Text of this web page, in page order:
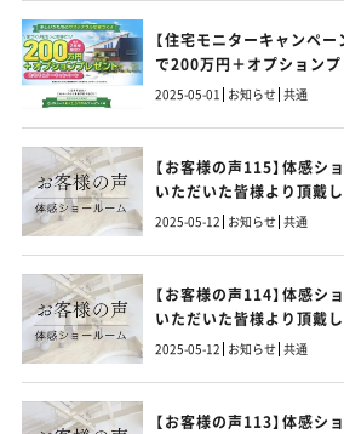
【住宅モニターキャンペ
で200万円＋オプションプ
2025-05-01 お知らせ 共通
【お客様の声115】体感シ
いただいた皆様より頂戴
す！
2025-05-12 お知らせ 共通
【お客様の声114】体感シ
いただいた皆様より頂戴
す！
2025-05-12 お知らせ 共通
【お客様の声113】体感シ